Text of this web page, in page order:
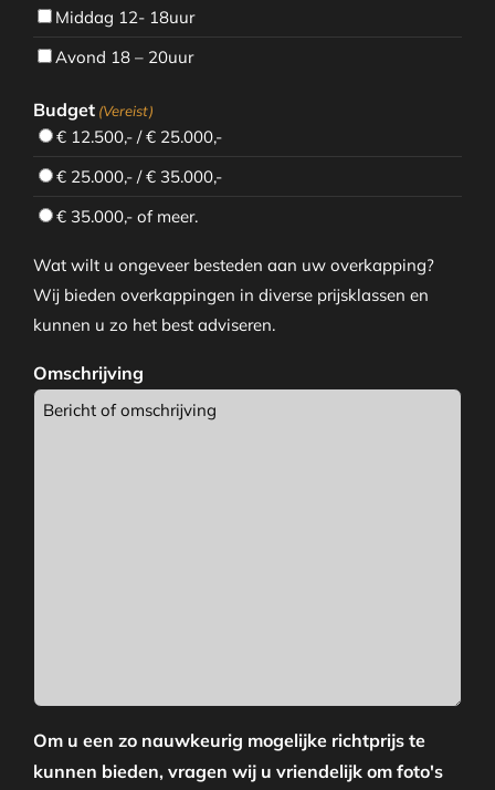
Middag 12- 18uur
Avond 18 – 20uur
Budget (Vereist)
€ 12.500,- / € 25.000,-
€ 25.000,- / € 35.000,-
€ 35.000,- of meer.
Wat wilt u ongeveer besteden aan uw overkapping?
Wij bieden overkappingen in diverse prijsklassen en
kunnen u zo het best adviseren.
Omschrijving
Om u een zo nauwkeurig mogelijke richtprijs te
kunnen bieden, vragen wij u vriendelijk om foto's